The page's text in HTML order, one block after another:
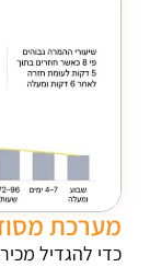
מערכת
כדי להגדיל